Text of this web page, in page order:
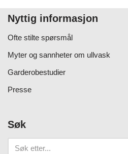
Nyttig informasjon
Ofte stilte spørsmål
Myter og sannheter om ullvask
Garderobestudier
Presse
Søk